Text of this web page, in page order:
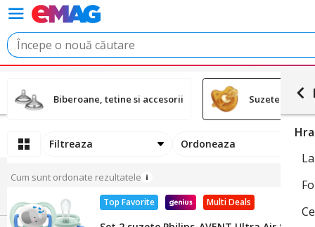
Biberoane, tetine si accesorii Suzete si
Filtreaza Ordoneaza
Cum sunt ordonate rezultatele
Multi Deals
Top Favorite